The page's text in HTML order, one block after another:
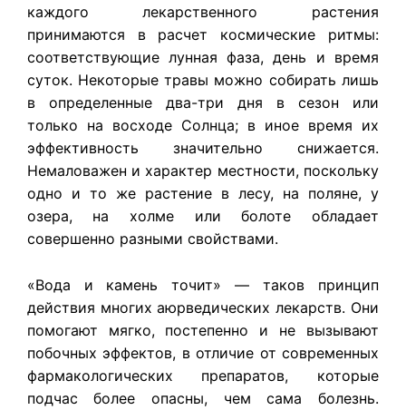
каждого лекарственного растения
принимаются в расчет космические ритмы:
соответствующие лунная фаза, день и время
суток. Некоторые травы можно собирать лишь
в определенные два-три дня в сезон или
только на восходе Солнца; в иное время их
эффективность значительно снижается.
Немаловажен и характер местности, поскольку
одно и то же растение в лесу, на поляне, у
озера, на холме или болоте обладает
совершенно разными свойствами.
«Вода и камень точит» — таков принцип
действия многих аюрведических лекарств. Они
помогают мягко, постепенно и не вызывают
побочных эффектов, в отличие от современных
фармакологических препаратов, которые
подчас более опасны, чем сама болезнь.